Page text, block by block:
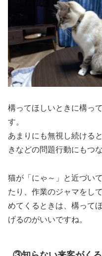
構ってほしいときに構っ
す。
あまりにも無視し続ける
きなどの問題行動にもつ
猫が「にゃ～」と近づい
たり、作業のジャマをし
めてくるときは、構って
げるのがいいですね。